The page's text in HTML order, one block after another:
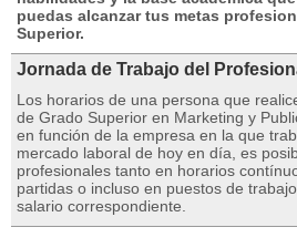
puedas alcanzar tus metas
Superior.
Jornada de Trabajo del
Los horarios de una persona que
de Grado Superior en Marketing y
en función de la empresa en la que
mercado laboral de hoy en día, es
profesionales tanto en horarios
partidas o incluso en puestos de
salario correspondiente.